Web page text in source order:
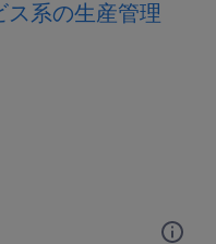
系の生産管理